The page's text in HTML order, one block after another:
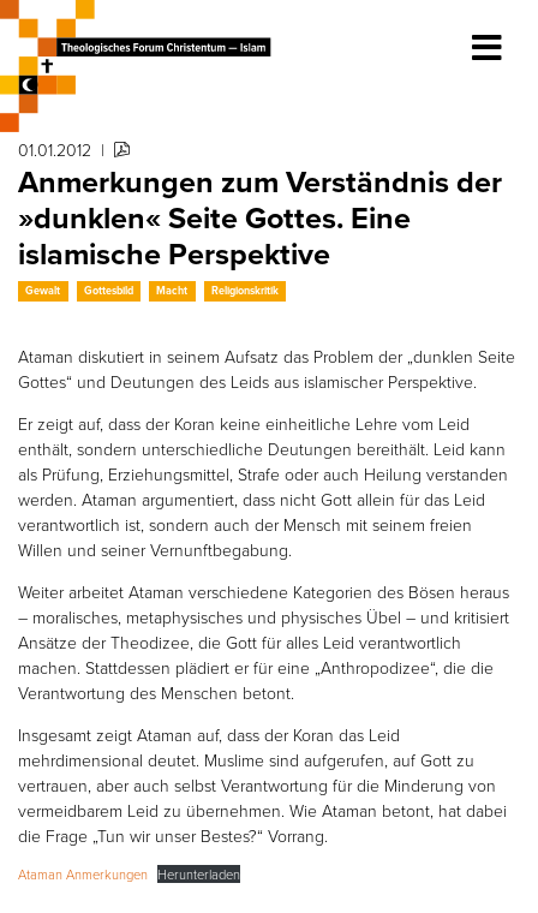
01.01.2012 |
Anmerkungen zum Verständnis der
»dunklen« Seite Gottes. Eine
islamische Perspektive
Gewalt Gottesbild Macht Religionskritik
Ataman diskutiert in seinem Aufsatz das Problem der „dunklen Seite
Gottes“ und Deutungen des Leids aus islamischer Perspektive.
Er zeigt auf, dass der Koran keine einheitliche Lehre vom Leid
enthält, sondern unterschiedliche Deutungen bereithält. Leid kann
als Prüfung, Erziehungsmittel, Strafe oder auch Heilung verstanden
werden. Ataman argumentiert, dass nicht Gott allein für das Leid
verantwortlich ist, sondern auch der Mensch mit seinem freien
Willen und seiner Vernunftbegabung.
Weiter arbeitet Ataman verschiedene Kategorien des Bösen heraus
– moralisches, metaphysisches und physisches Übel – und kritisiert
Ansätze der Theodizee, die Gott für alles Leid verantwortlich
machen. Stattdessen plädiert er für eine „Anthropodizee“, die die
Verantwortung des Menschen betont.
Insgesamt zeigt Ataman auf, dass der Koran das Leid
mehrdimensional deutet. Muslime sind aufgerufen, auf Gott zu
vertrauen, aber auch selbst Verantwortung für die Minderung von
vermeidbarem Leid zu übernehmen. Wie Ataman betont, hat dabei
die Frage „Tun wir unser Bestes?“ Vorrang.
Ataman Anmerkungen Herunterladen